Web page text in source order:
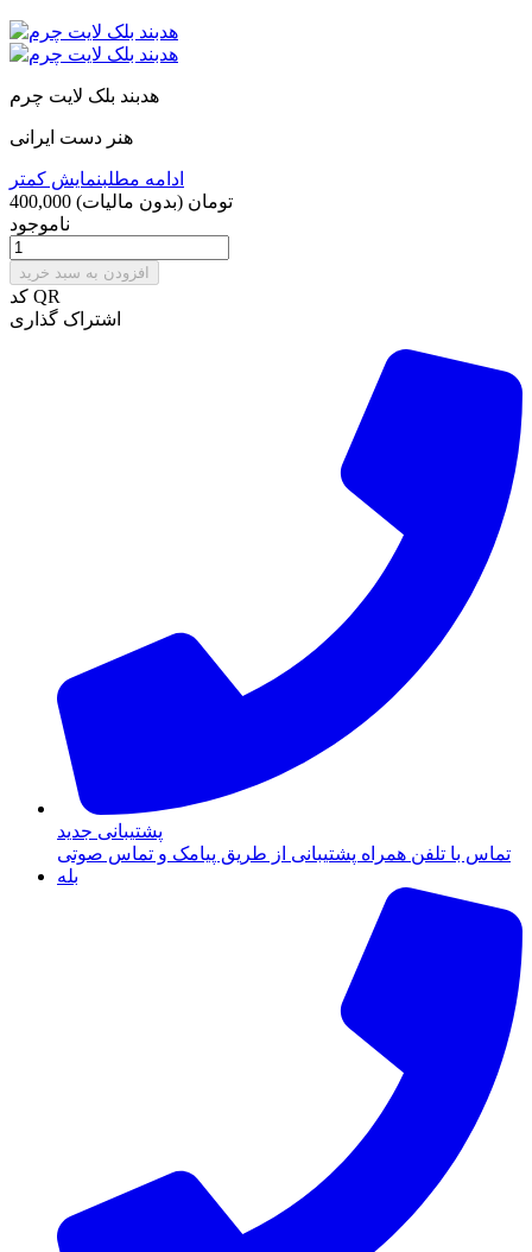
هدبند بلک لایت چرم
هنر دست ایرانی
ادامه مطلبنمایش کمتر
400,000 تومان (بدون مالیات)
ناموجود
افزودن به سبد خرید
کد QR
اشتراک گذاری
پشتیبانی جدید
تماس با تلفن همراه پشتیبانی از طریق پیامک و تماس صوتی
بله